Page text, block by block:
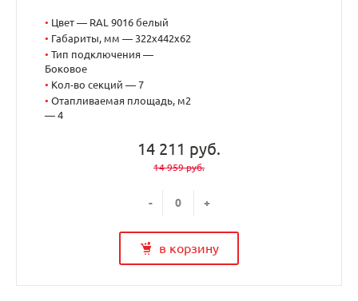
• Цвет — RAL 9016 белый
• Габариты, мм — 322x442x62
• Тип подключения —
Боковое
• Кол-во секций — 7
• Отапливаемая площадь, м2
— 4
14 211 руб.
14 959 руб.
- +
в корзину